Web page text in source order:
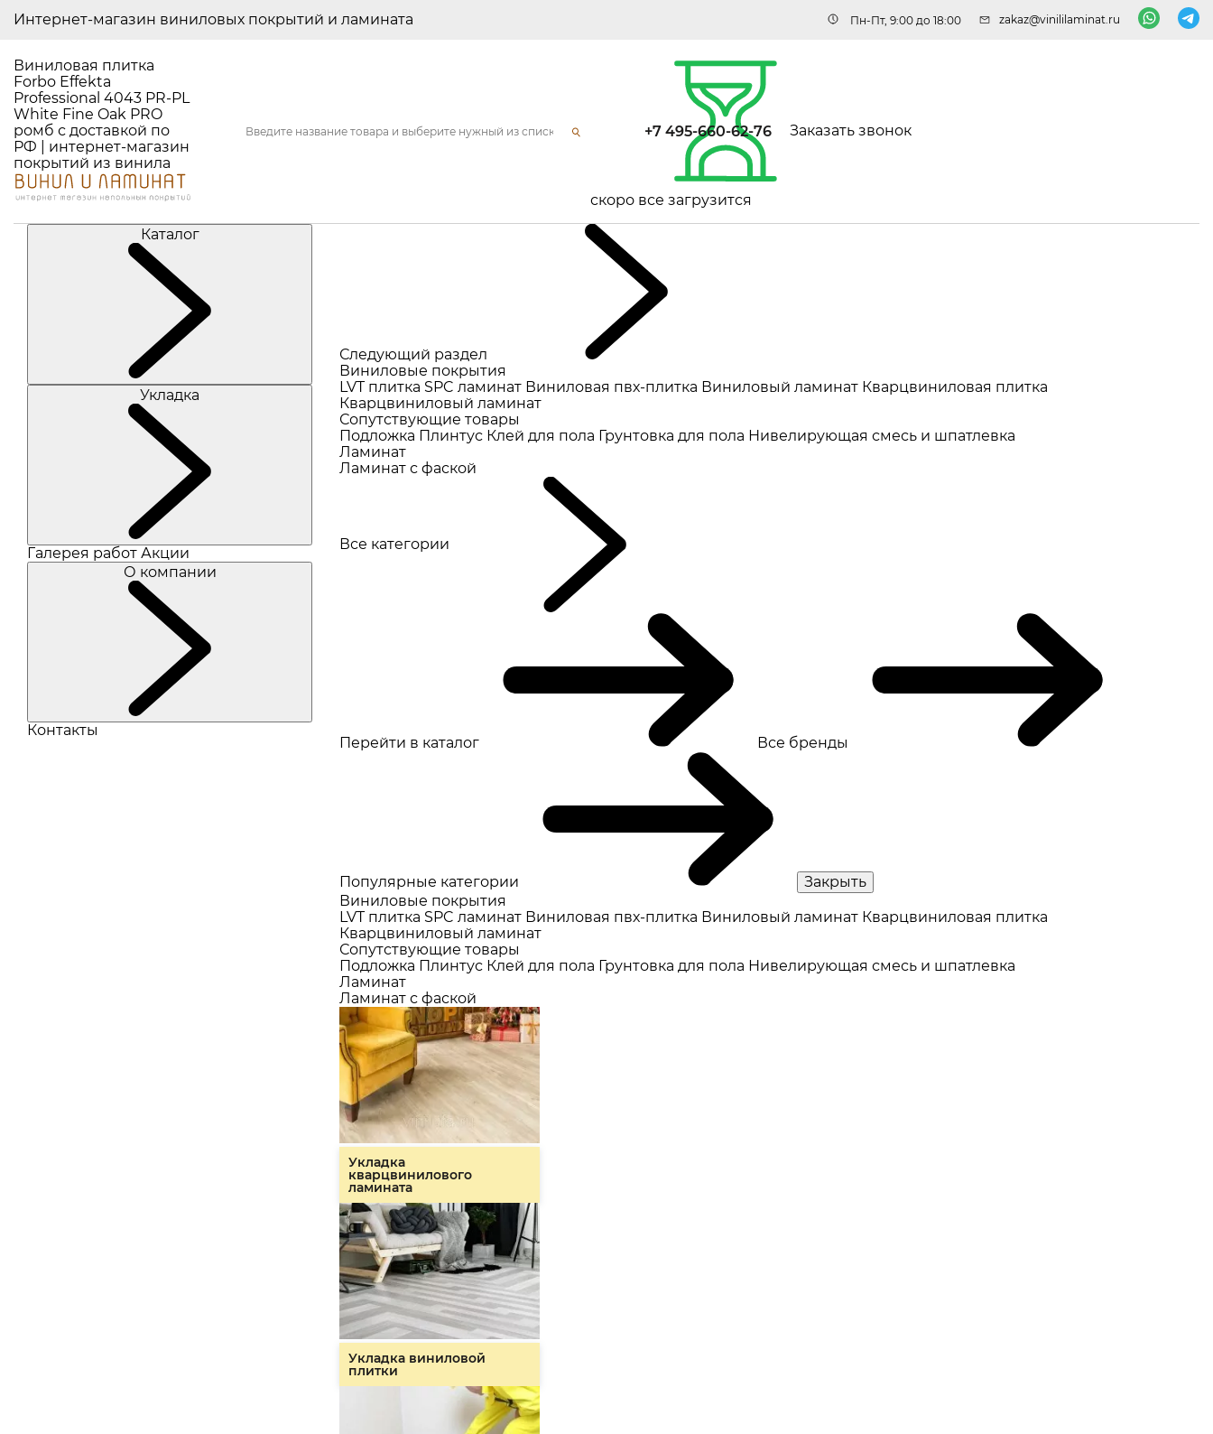
Интернет-магазин виниловых покрытий и ламината Пн-Пт, 9:00 до 18:00 zakaz@vinililaminat.ru
Виниловая плитка
Forbo Effekta
Professional 4043 PR-PL
White Fine Oak PRO
ромб с доставкой по
РФ | интернет-магазин
покрытий из винила
скоро все загрузится
+7 495-660-62-76 Заказать звонок
Каталог
Укладка
Галерея работ Акции
О компании
Контакты
Следующий раздел
Виниловые покрытия
LVT плитка SPC ламинат Виниловая пвх-плитка Виниловый ламинат Кварцвиниловая плитка
Кварцвиниловый ламинат
Сопутствующие товары
Подложка Плинтус Клей для пола Грунтовка для пола Нивелирующая смесь и шпатлевка
Ламинат
Ламинат с фаской
Все катeгории
Перейти в каталог Все бренды
Популярные категории
Закрыть
Виниловые покрытия
LVT плитка SPC ламинат Виниловая пвх-плитка Виниловый ламинат Кварцвиниловая плитка
Кварцвиниловый ламинат
Сопутствующие товары
Подложка Плинтус Клей для пола Грунтовка для пола Нивелирующая смесь и шпатлевка
Ламинат
Ламинат с фаской
Укладка
кварцвинилового
ламината
Укладка виниловой
плитки